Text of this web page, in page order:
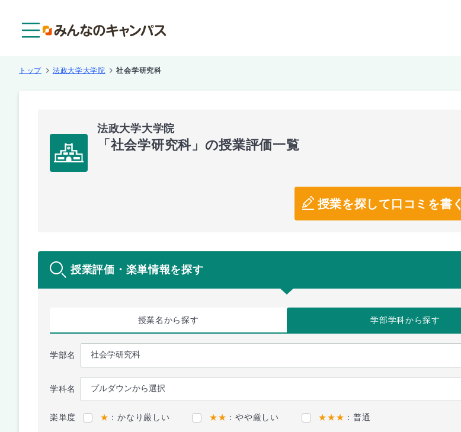
トップ 法政大学大学院 社会学研究科
法政大学大学院
「社会学研究科」の授業評価一覧
授業を探して口コミを書く
授業評価・楽単情報を探す
授業名から探す 学部学科から探す
学部名
学科名
楽単度 ★ ：かなり厳しい ★★ ：やや厳しい ★★★ ：普通